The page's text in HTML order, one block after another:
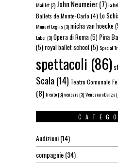
Maillot(3)John Neumeier(7)la
Ballets de Monte-Carlo (4) Lo
Manuel Legris(3)micha van hoecke
Labor(3)Opera di Roma(5) Pina
(5)royal ballet school(5)Special
spettacoli (86)
Scala (14) Teatro Comunale
(8)trento(3)venezia(3)VeneziainDanza
Audizioni(14)
compagnie(34)